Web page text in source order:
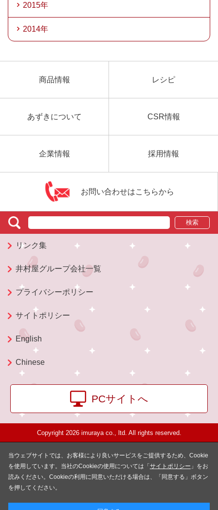
当ウェブサイトでは、お客様により良いサービスをご提供するため、Cookie
を使用しています。当社のCookieの使用については「 サイトポリシー 」をお
読みください。Cookieの利用に同意いただける場合は、「同意する」ボタン
を押してください。
2015年
2014年
商品情報 レシピ
あずきについて CSR情報
企業情報 採用情報
お問い合わせはこちらから
検索
リンク集
井村屋グループ会社一覧
プライバシーポリシー
サイトポリシー
English
Chinese
PCサイトへ
Copyright 2026 imuraya co., ltd. All rights reserved.